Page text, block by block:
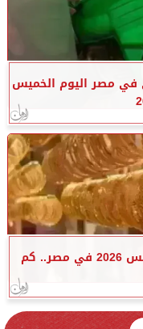
في مصر اليوم الخميس
أسعار الذهب اليوم الخميس 6 أغسطس 2026 في مصر.. كم